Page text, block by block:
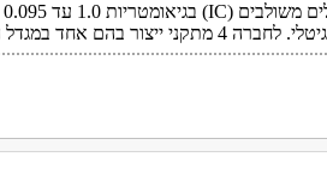
(IC)
ייצור בהם אחד במגדל העמק בישראל .